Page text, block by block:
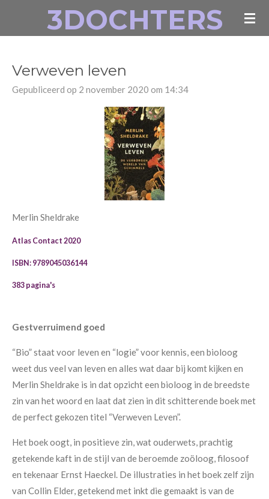
hoofdinhoud
3DOCHTERS
Verweven leven
Gepubliceerd op 2 november 2020 om 14:34
Merlin Sheldrake
Atlas Contact 2020
ISBN: 9789045036144
383 pagina's
Gestverruimend goed
“Bio” staat voor leven en “logie” voor kennis, een bioloog
weet dus veel van leven en alles wat daar bij komt kijken en
Merlin Sheldrake is in dat opzicht een bioloog in de breedste
zin van het woord en laat dat zien in dit schitterende boek met
de perfect gekozen titel “Verweven Leven”.
Het boek oogt, in positieve zin, wat ouderwets, prachtig
getekende kaft in de stijl van de beroemde zoöloog, filosoof
en tekenaar Ernst Haeckel. De illustraties in het boek zelf zijn
van Collin Elder, getekend met inkt die gemaakt is van de